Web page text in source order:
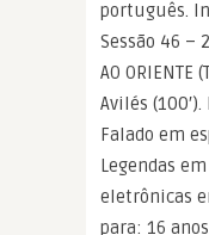
português.
Sessão 46 –
AO ORIENTE
Avilés (100′).
Falado em
Legendas
eletrônicas
para: 16